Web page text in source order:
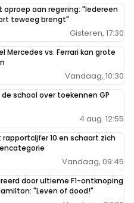
aan regering: "Iedereen
teweeg brengt"
Gisteren, 17:30
Mercedes vs. Ferrari kan grote
Vandaag, 10:30
school over toekennen GP
4 aug. 12:55
10 en schaart zich
Vandaag, 09:45
door ultieme F1-ontknoping
"Leven of dood!"